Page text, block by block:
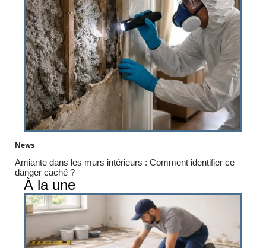
News
Amiante dans les murs intérieurs : Comment identifier ce
danger caché ?
À la une